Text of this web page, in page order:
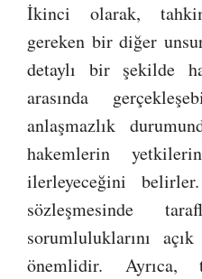
İkinci olarak,
gereken bir diğer
detaylı bir şekilde
arasında
anlaşmazlık
hakemlerin
ilerleyeceğini
sözleşmesinde
sorumluluklarını
önemlidir. Ayrıca,